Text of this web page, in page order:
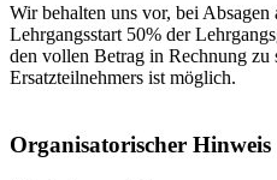
Wir behalten uns vor, bei
Lehrgangsstart 50% der
den vollen Betrag in Rechnung zu
Ersatzteilnehmers ist möglich.
Organisatorischer Hinweis